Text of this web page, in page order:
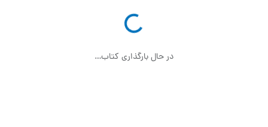
در حال بارگذاری کتاب…